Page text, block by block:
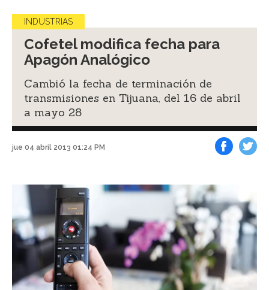
INDUSTRIAS
Cofetel modifica fecha para
Apagón Analógico
Cambió la fecha de terminación de
transmisiones en Tijuana, del 16 de abril
a mayo 28
jue 04 abril 2013 01:24 PM